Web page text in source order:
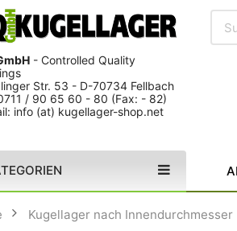
- Controlled Quality
Str. 53 - D-70734 Fellbach
/ 90 65 60 - 80 (Fax: - 82)
info (at) kugellager-shop.net
Kugellager nach Innendurchmesser